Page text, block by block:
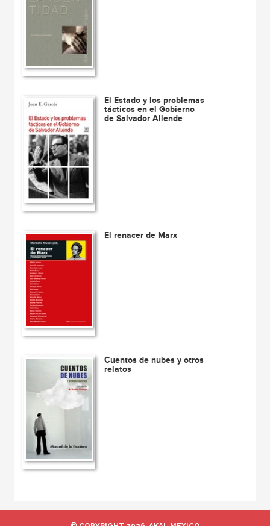
El Estado y los problemas
tácticos en el Gobierno
de Salvador Allende
El renacer de Marx
Cuentos de nubes y otros
relatos